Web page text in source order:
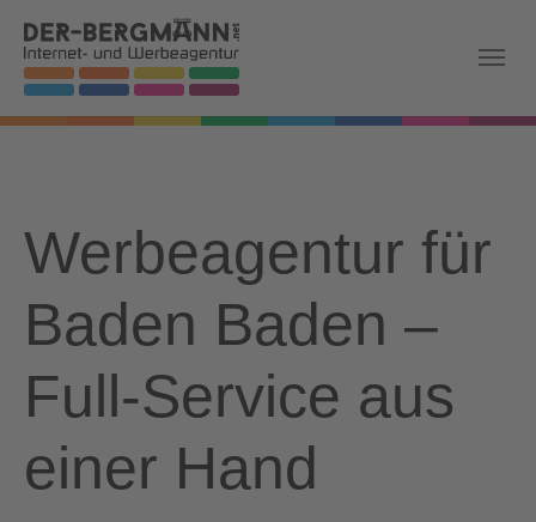
Skip to main navigation
Zum Hauptinhalt springen
Skip to page footer
Werbeagentur für
Baden Baden –
Full-Service aus
einer Hand